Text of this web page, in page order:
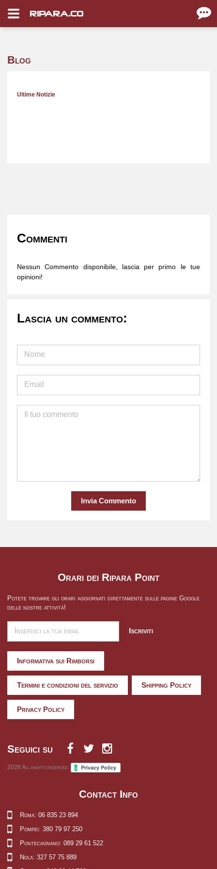
RIPARA.CO
Blog
Ultime Notizie
Commenti
Nessun Commento disponibile, lascia per primo le tue
opinioni!
Lascia un commento:
Invia Commento
Orari dei Ripara Point
Potete trovare gli orari aggiornati direttamente sulle pagine Google
delle nostre attività!
Iscriviti
Informativa sui Rimborsi
Termini e condizioni del servizio Shipping Policy
Privacy Policy
Seguici su
2026 All rights reserved.
Contact Info
Roma: 06 835 23 894
Pompei: 380 79 97 250
Pontecagnano: 089 29 61 522
Nola: 327 57 75 889